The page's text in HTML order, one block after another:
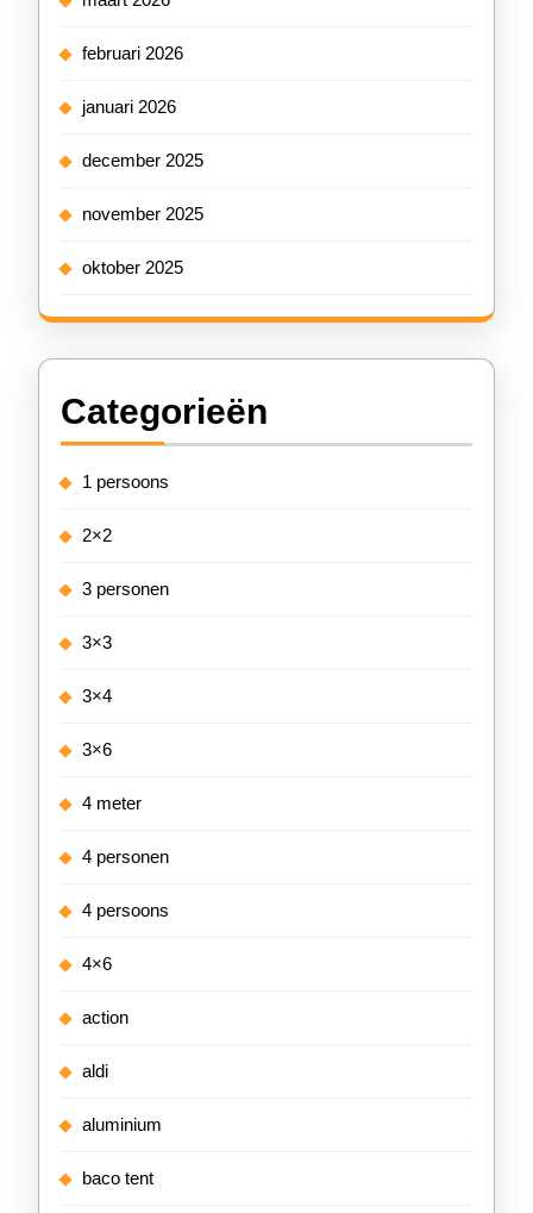
februari 2026
januari 2026
december 2025
november 2025
oktober 2025
Categorieën
1 persoons
2×2
3 personen
3×3
3×4
3×6
4 meter
4 personen
4 persoons
4×6
action
aldi
aluminium
baco tent